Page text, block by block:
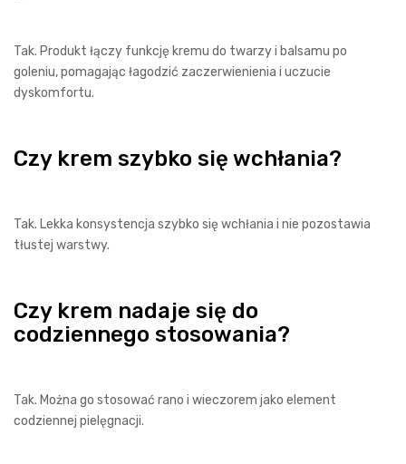
Tak. Produkt łączy funkcję kremu do twarzy i balsamu po
goleniu, pomagając łagodzić zaczerwienienia i uczucie
dyskomfortu.
Czy krem szybko się wchłania?
Tak. Lekka konsystencja szybko się wchłania i nie pozostawia
tłustej warstwy.
Czy krem nadaje się do
codziennego stosowania?
Tak. Można go stosować rano i wieczorem jako element
codziennej pielęgnacji.